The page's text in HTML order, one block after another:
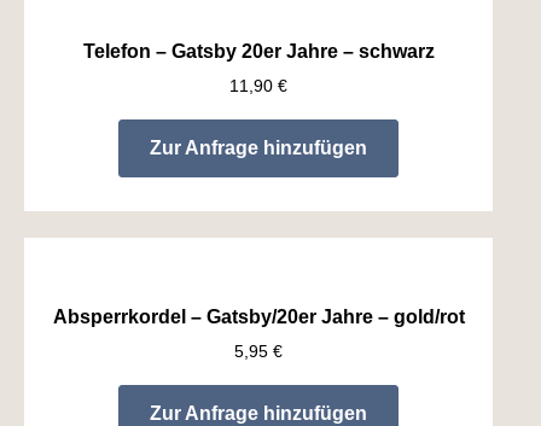
Telefon – Gatsby 20er Jahre – schwarz
11,90 €
Zur Anfrage hinzufügen
Absperrkordel – Gatsby/20er Jahre – gold/rot
5,95 €
Zur Anfrage hinzufügen